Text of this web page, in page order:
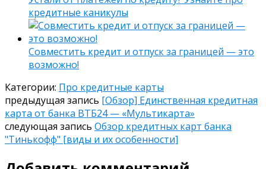
кредитные каникулы
Совместить кредит и отпуск за границей — это
возможно!
Категории: Про кредитные карты
предыдущая запись [Обзор] Единственная кредитная
карта от банка ВТБ24 — «Мультикарта»
следующая запись Обзор кредитных карт банка
"Тинькофф" [виды и их особенности]